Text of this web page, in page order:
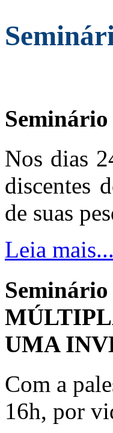
Seminário
Nos dias
discentes
de suas
Leia mais...
UMA
Com a
16h, por